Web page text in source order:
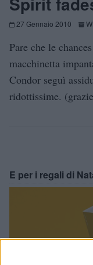
27 Gennaio 2010
Pare che le
macchinetta
Condor seguì
ridottissime.
E per i regali di